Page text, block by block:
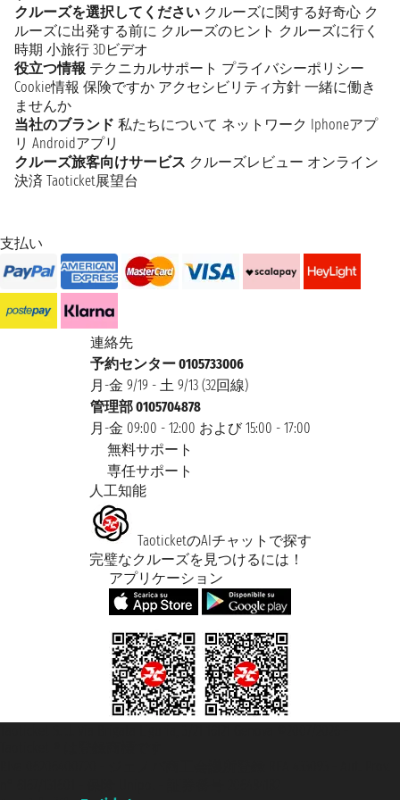
クルーズを選択してください クルーズに関する好奇心 ク
ルーズに出発する前に クルーズのヒント クルーズに行く
時期 小旅行 3Dビデオ
役立つ情報 テクニカルサポート プライバシーポリシー
Cookie情報 保険ですか アクセシビリティ方針 一緒に働き
ませんか
当社のブランド 私たちについて ネットワーク Iphoneアプ
リ Androidアプリ
クルーズ旅客向けサービス クルーズレビュー オンライン
決済 Taoticket展望台
支払い
連絡先
予約センター 0105733006
月-金 9/19 - 土 9/13 (32回線)
管理部 0105704878
月-金 09:00 - 12:00 および 15:00 - 17:00
無料サポート
専任サポート
人工知能
TaoticketのAIチャットで探す
完璧なクルーズを見つけるには！
アプリケーション